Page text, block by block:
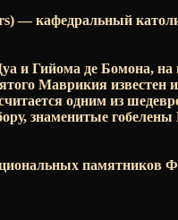
— кафедральный
и Гийома де Бомона, на
Маврикия известен
одним из
знаменитые
памятников